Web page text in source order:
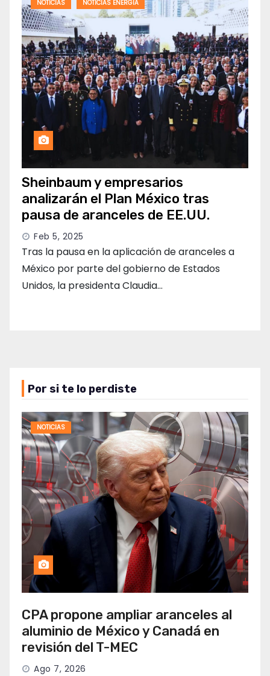
NOTICIAS NOTICIAS ENERGIA
Sheinbaum y empresarios
analizarán el Plan México tras
pausa de aranceles de EE.UU.
Feb 5, 2025
Tras la pausa en la aplicación de aranceles a
México por parte del gobierno de Estados
Unidos, la presidenta Claudia…
Por si te lo perdiste
NOTICIAS
CPA propone ampliar aranceles al
aluminio de México y Canadá en
revisión del T-MEC
Ago 7, 2026